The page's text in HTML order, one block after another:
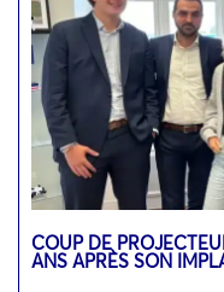
COUP DE
ANS APRÈS SON